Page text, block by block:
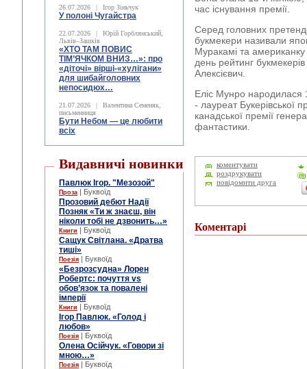
26.07.2026 | Ігор Зіньчук
У полоні Чугайстра
22.07.2026 |
Юрій Горблянський,
Львів–Зашків
«ХТО ТАМ ПОВИС
ТІМ’ЯЧКОМ ВНИЗ…»: про
«діточі» вірші-«хулігани»
для шибайголовних
непосидюх…
21.07.2026 |
Валентина Семеняк,
письменниця
Бути Небом ― це любити
всіх
Видавничі новинки
Павлюк Ігор. "Мезозой"
Проза | Буквоїд
Прозовий дебют Надії
Позняк «Ти ж знаєш, він
ніколи тобі не дзвонить…»
Книги | Буквоїд
Сащук Світлана. «Дратва
тиші»
Поезія | Буквоїд
«Безрозсудна» Лорен
Робертс: почуття vs
обов’язок та повалені
імперії
Книги | Буквоїд
Ігор Павлюк. «Голод і
любов»
Поезія | Буквоїд
Олена Осійчук. «Говори зі
мною…»
Поезія | Буквоїд
час існування премії.
Серед головних
букмекери називали
Муракамі та
день рейтинг
Алексієвич.
Еліс Мунро народилася
- лауреат Букерівської
канадської премії
фантастики.
коментувати
роздрукувати
повідомити друга
Коментарі